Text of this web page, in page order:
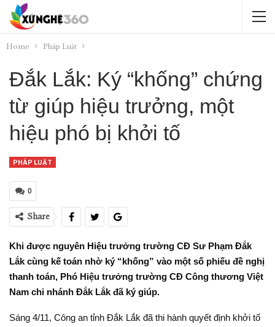
Home Pháp Luật
Đắk Lắk: Ký “khống” chứng
từ giúp hiệu trưởng, một
hiệu phó bị khởi tố
PHÁP LUẬT
0
Share
Khi được nguyên Hiệu trưởng trường CĐ Sư Phạm Đắk
Lắk cùng kế toán nhờ ký “khống” vào một số phiếu đề nghị
thanh toán, Phó Hiệu trưởng trường CĐ Công thương Việt
Nam chi nhánh Đắk Lắk đã ký giúp.
Sáng 4/11, Công an tỉnh Đắk Lắk đã thi hành quyết định khởi tố